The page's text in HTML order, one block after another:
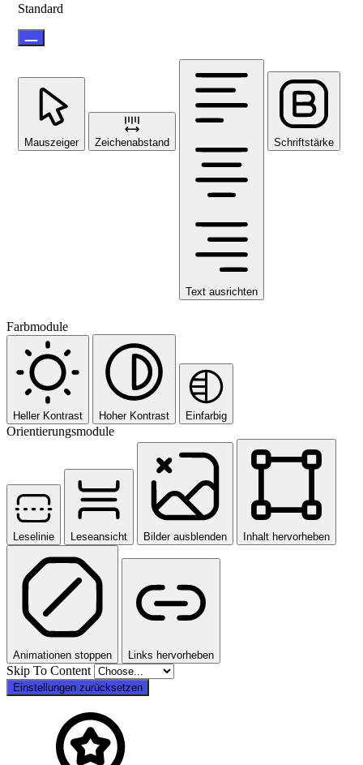
Standard
Mauszeiger Zeichenabstand
Text ausrichten
Schriftstärke
Farbmodule
Heller Kontrast Hoher Kontrast Einfarbig
Orientierungsmodule
Leselinie Leseansicht Bilder ausblenden Inhalt hervorheben
Animationen stoppen Links hervorheben
Skip To Content
Einstellungen zurücksetzen